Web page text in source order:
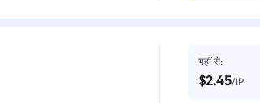
यहाँ से:
$2.45/IP